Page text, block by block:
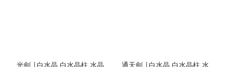
光劍 |白水晶 白水晶柱 水晶
通天劍 |白水晶 白水晶柱 水